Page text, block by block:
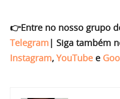
👉Entre no nosso grupo
Telegram | Siga também
Instagram, YouTube e